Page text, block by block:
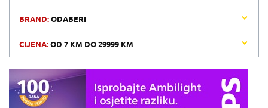
BRAND:ODABERI
CIJENA:OD 7 KM DO29999 KM